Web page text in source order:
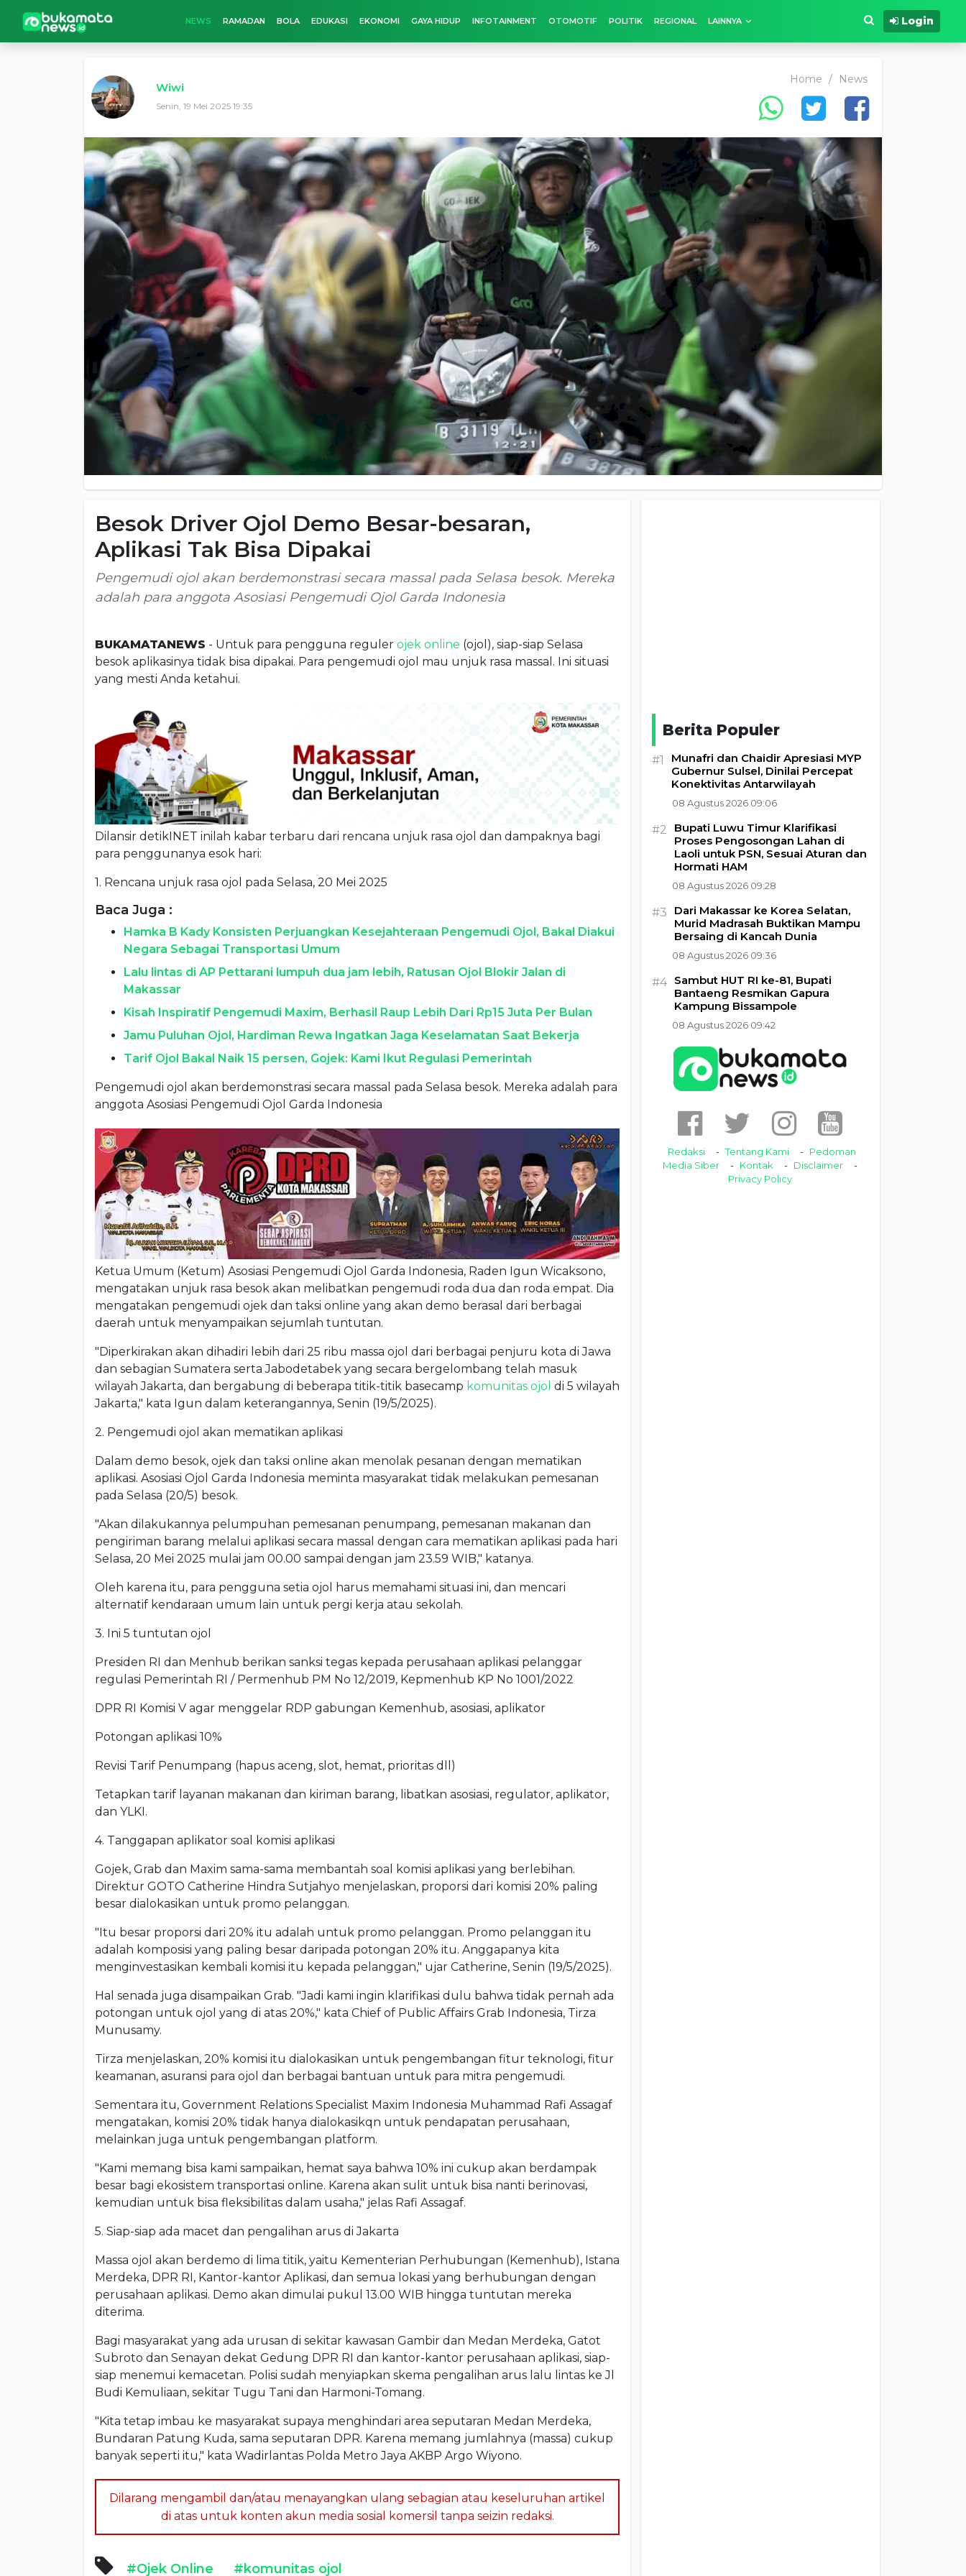
NEWS RAMADAN BOLA EDUKASI EKONOMI GAYA HIDUP INFOTAINMENT OTOMOTIF POLITIK REGIONAL LAINNYA Login
Wiwi
Senin, 19 Mei 2025 19:35
Home / News
Besok Driver Ojol Demo Besar-besaran,
Aplikasi Tak Bisa Dipakai
Pengemudi ojol akan berdemonstrasi secara massal pada Selasa besok. Mereka
adalah para anggota Asosiasi Pengemudi Ojol Garda Indonesia
BUKAMATANEWS - Untuk para pengguna reguler ojek online (ojol), siap-siap Selasa
besok aplikasinya tidak bisa dipakai. Para pengemudi ojol mau unjuk rasa massal. Ini situasi
yang mesti Anda ketahui.
Dilansir detikINET inilah kabar terbaru dari rencana unjuk rasa ojol dan dampaknya bagi
para penggunanya esok hari:
1. Rencana unjuk rasa ojol pada Selasa, 20 Mei 2025
Baca Juga :
Hamka B Kady Konsisten Perjuangkan Kesejahteraan Pengemudi Ojol, Bakal Diakui
Negara Sebagai Transportasi Umum
Lalu lintas di AP Pettarani lumpuh dua jam lebih, Ratusan Ojol Blokir Jalan di
Makassar
Kisah Inspiratif Pengemudi Maxim, Berhasil Raup Lebih Dari Rp15 Juta Per Bulan
Jamu Puluhan Ojol, Hardiman Rewa Ingatkan Jaga Keselamatan Saat Bekerja
Tarif Ojol Bakal Naik 15 persen, Gojek: Kami Ikut Regulasi Pemerintah
Pengemudi ojol akan berdemonstrasi secara massal pada Selasa besok. Mereka adalah para
anggota Asosiasi Pengemudi Ojol Garda Indonesia
Ketua Umum (Ketum) Asosiasi Pengemudi Ojol Garda Indonesia, Raden Igun Wicaksono,
mengatakan unjuk rasa besok akan melibatkan pengemudi roda dua dan roda empat. Dia
mengatakan pengemudi ojek dan taksi online yang akan demo berasal dari berbagai
daerah untuk menyampaikan sejumlah tuntutan.
"Diperkirakan akan dihadiri lebih dari 25 ribu massa ojol dari berbagai penjuru kota di Jawa
dan sebagian Sumatera serta Jabodetabek yang secara bergelombang telah masuk
wilayah Jakarta, dan bergabung di beberapa titik-titik basecamp komunitas ojol di 5 wilayah
Jakarta," kata Igun dalam keterangannya, Senin (19/5/2025).
2. Pengemudi ojol akan mematikan aplikasi
Dalam demo besok, ojek dan taksi online akan menolak pesanan dengan mematikan
aplikasi. Asosiasi Ojol Garda Indonesia meminta masyarakat tidak melakukan pemesanan
pada Selasa (20/5) besok.
"Akan dilakukannya pelumpuhan pemesanan penumpang, pemesanan makanan dan
pengiriman barang melalui aplikasi secara massal dengan cara mematikan aplikasi pada hari
Selasa, 20 Mei 2025 mulai jam 00.00 sampai dengan jam 23.59 WIB," katanya.
Oleh karena itu, para pengguna setia ojol harus memahami situasi ini, dan mencari
alternatif kendaraan umum lain untuk pergi kerja atau sekolah.
3. Ini 5 tuntutan ojol
Presiden RI dan Menhub berikan sanksi tegas kepada perusahaan aplikasi pelanggar
regulasi Pemerintah RI / Permenhub PM No 12/2019, Kepmenhub KP No 1001/2022
DPR RI Komisi V agar menggelar RDP gabungan Kemenhub, asosiasi, aplikator
Potongan aplikasi 10%
Revisi Tarif Penumpang (hapus aceng, slot, hemat, prioritas dll)
Tetapkan tarif layanan makanan dan kiriman barang, libatkan asosiasi, regulator, aplikator,
dan YLKI.
4. Tanggapan aplikator soal komisi aplikasi
Gojek, Grab dan Maxim sama-sama membantah soal komisi aplikasi yang berlebihan.
Direktur GOTO Catherine Hindra Sutjahyo menjelaskan, proporsi dari komisi 20% paling
besar dialokasikan untuk promo pelanggan.
"Itu besar proporsi dari 20% itu adalah untuk promo pelanggan. Promo pelanggan itu
adalah komposisi yang paling besar daripada potongan 20% itu. Anggapanya kita
menginvestasikan kembali komisi itu kepada pelanggan," ujar Catherine, Senin (19/5/2025).
Hal senada juga disampaikan Grab. "Jadi kami ingin klarifikasi dulu bahwa tidak pernah ada
potongan untuk ojol yang di atas 20%," kata Chief of Public Affairs Grab Indonesia, Tirza
Munusamy.
Tirza menjelaskan, 20% komisi itu dialokasikan untuk pengembangan fitur teknologi, fitur
keamanan, asuransi para ojol dan berbagai bantuan untuk para mitra pengemudi.
Sementara itu, Government Relations Specialist Maxim Indonesia Muhammad Rafi Assagaf
mengatakan, komisi 20% tidak hanya dialokasikqn untuk pendapatan perusahaan,
melainkan juga untuk pengembangan platform.
"Kami memang bisa kami sampaikan, hemat saya bahwa 10% ini cukup akan berdampak
besar bagi ekosistem transportasi online. Karena akan sulit untuk bisa nanti berinovasi,
kemudian untuk bisa fleksibilitas dalam usaha," jelas Rafi Assagaf.
5. Siap-siap ada macet dan pengalihan arus di Jakarta
Massa ojol akan berdemo di lima titik, yaitu Kementerian Perhubungan (Kemenhub), Istana
Merdeka, DPR RI, Kantor-kantor Aplikasi, dan semua lokasi yang berhubungan dengan
perusahaan aplikasi. Demo akan dimulai pukul 13.00 WIB hingga tuntutan mereka
diterima.
Bagi masyarakat yang ada urusan di sekitar kawasan Gambir dan Medan Merdeka, Gatot
Subroto dan Senayan dekat Gedung DPR RI dan kantor-kantor perusahaan aplikasi, siap-
siap menemui kemacetan. Polisi sudah menyiapkan skema pengalihan arus lalu lintas ke Jl
Budi Kemuliaan, sekitar Tugu Tani dan Harmoni-Tomang.
"Kita tetap imbau ke masyarakat supaya menghindari area seputaran Medan Merdeka,
Bundaran Patung Kuda, sama seputaran DPR. Karena memang jumlahnya (massa) cukup
banyak seperti itu," kata Wadirlantas Polda Metro Jaya AKBP Argo Wiyono.
Dilarang mengambil dan/atau menayangkan ulang sebagian atau keseluruhan artikel
di atas untuk konten akun media sosial komersil tanpa seizin redaksi.
#Ojek Online #komunitas ojol
Berita Populer
#1
Munafri dan Chaidir Apresiasi MYP
Gubernur Sulsel, Dinilai Percepat
Konektivitas Antarwilayah
08 Agustus 2026 09:06
#2
Bupati Luwu Timur Klarifikasi
Proses Pengosongan Lahan di
Laoli untuk PSN, Sesuai Aturan dan
Hormati HAM
08 Agustus 2026 09:28
#3
Dari Makassar ke Korea Selatan,
Murid Madrasah Buktikan Mampu
Bersaing di Kancah Dunia
08 Agustus 2026 09:36
#4 Sambut HUT RI ke-81, Bupati
Bantaeng Resmikan Gapura
Kampung Bissampole
08 Agustus 2026 09:42
Redaksi Tentang Kami
Pedoman
Media Siber
Kontak
Disclaimer
Privacy Policy